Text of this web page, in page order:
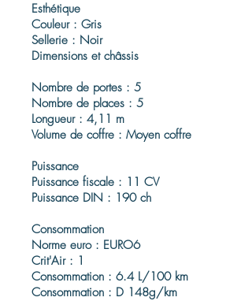
Esthétique
Couleur : Gris
Sellerie : Noir
Dimensions et châssis
Nombre de portes : 5
Nombre de places : 5
Longueur : 4,11 m
Volume de coffre : Moyen coffre
Puissance
Puissance fiscale : 11 CV
Puissance DIN : 190 ch
Consommation
Norme euro : EURO6
Crit'Air : 1
Consommation : 6.4 L/100 km
Consommation : D 148g/km